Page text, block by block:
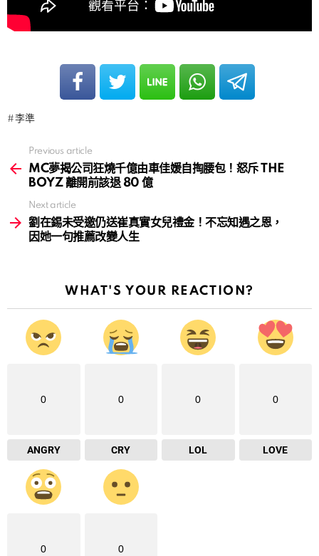
李準
more
Previous article
MC夢揭公司狂燒千億由車佳媛自掏腰包！怒斥 THE
BOYZ 離開前該退 80 億
Next article
劉在錫未受邀仍送崔真實女兒禮金！不忘知遇之恩，
因她一句推薦改變人生
WHAT'S YOUR REACTION?
0
ANGRY
0
CRY
0
LOL
0
LOVE
0 0